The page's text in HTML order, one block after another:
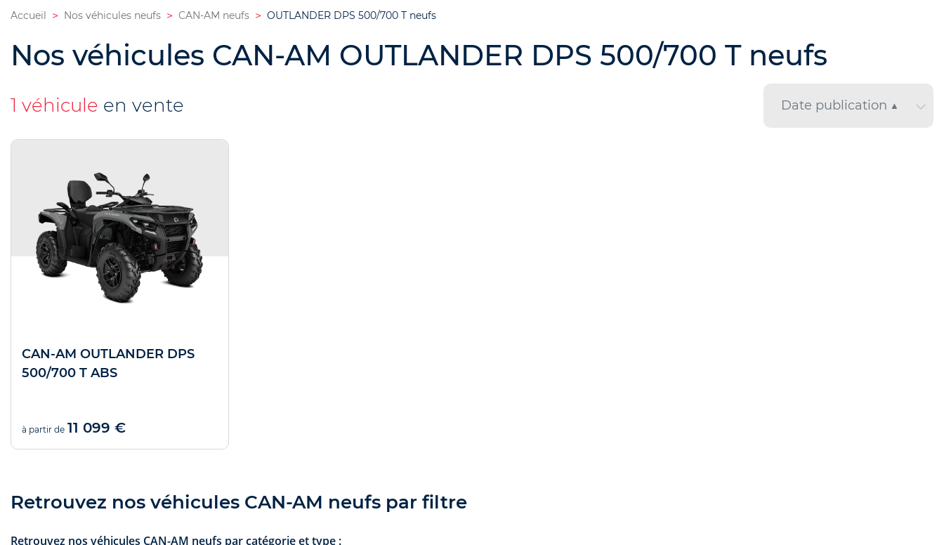
Accueil Nos véhicules neufs CAN-AM neufs OUTLANDER DPS 500/700 T neufs
Nos véhicules CAN-AM OUTLANDER DPS 500/700 T neufs
1 véhicule en vente
CAN-AM OUTLANDER DPS
500/700 T ABS
à partir de 11 099 €
Retrouvez nos véhicules CAN-AM neufs par filtre
Retrouvez nos véhicules CAN-AM neufs par catégorie et type :